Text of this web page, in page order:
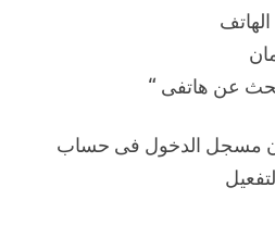
عن هاتفى “
مسجل الدخول فى حساب